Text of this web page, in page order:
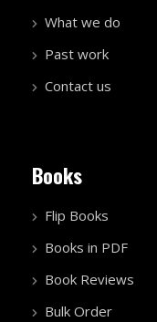
What we do
Past work
Contact us
Books
Flip Books
Books in PDF
Book Reviews
Bulk Order